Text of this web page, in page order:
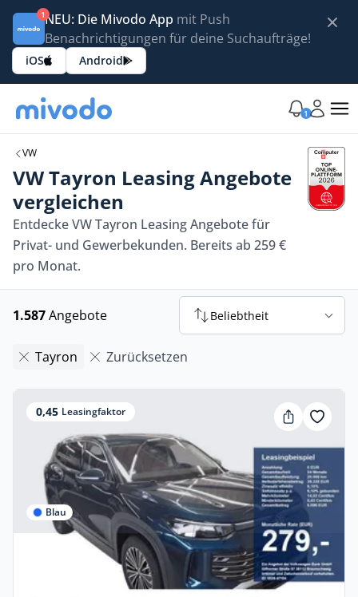
1NEU: Die Mivodo App mit Push
Benachrichtigungen für deine Suchaufträge!
iOS Android
1
VW
VW Tayron Leasing Angebote
vergleichen
Entdecke VW Tayron Leasing Angebote für
Privat- und Gewerbekunden. Bereits ab 259 €
pro Monat.
1.587Angebote Beliebtheit
Tayron Zurücksetzen
0,45 Leasingfaktor
Blau
Privat & Gewerbe Neu
Volkswagen Tayron ELEGANCE 1.5eTSI